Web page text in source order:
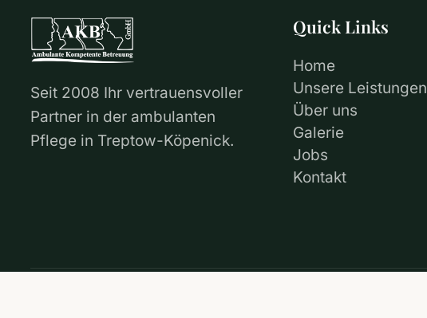
Seit 2008 Ihr vertrauensvoller
Partner in der ambulanten
Pflege in Treptow-Köpenick.
Quick Links
Home
Unsere Leistungen
Über uns
Galerie
Jobs
Kontakt